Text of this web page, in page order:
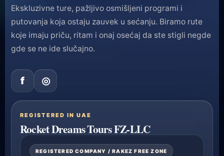
Ekskluzivne ture, pažljivo osmišljeni programi i
putovanja koja ostaju zauvek u sećanju. Biramo rute
koje imaju priču, ritam i onaj osećaj da ste stigli negde
gde se ne ide slučajno.
f ◎
REGISTERED IN UAE
Rocket Dreams Tours FZ-LLC
REGISTERED COMPANY / RAKEZ FREE ZONE